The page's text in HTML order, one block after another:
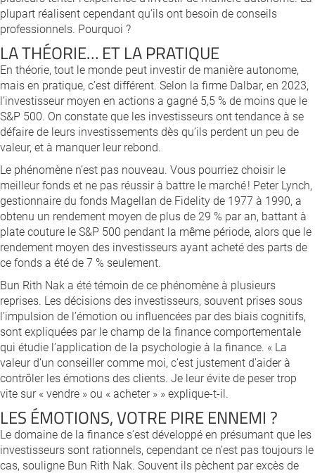
plupart réalisent cependant qu’ils ont besoin de conseils
professionnels. Pourquoi ?
LA THÉORIE… ET LA PRATIQUE
En théorie, tout le monde peut investir de manière autonome,
mais en pratique, c’est différent. Selon la firme Dalbar, en 2023,
l’investisseur moyen en actions a gagné 5,5 % de moins que le
S&P 500. On constate que les investisseurs ont tendance à se
défaire de leurs investissements dès qu’ils perdent un peu de
valeur, et à manquer leur rebond.
Le phénomène n’est pas nouveau. Vous pourriez choisir le
meilleur fonds et ne pas réussir à battre le marché ! Peter Lynch,
gestionnaire du fonds Magellan de Fidelity de 1977 à 1990, a
obtenu un rendement moyen de plus de 29 % par an, battant à
plate couture le S&P 500 pendant la même période, alors que le
rendement moyen des investisseurs ayant acheté des parts de
ce fonds a été de 7 % seulement.
Bun Rith Nak a été témoin de ce phénomène à plusieurs
reprises. Les décisions des investisseurs, souvent prises sous
l’impulsion de l’émotion ou influencées par des biais cognitifs,
sont expliquées par le champ de la finance comportementale
qui étudie l’application de la psychologie à la finance. « La
valeur d’un conseiller comme moi, c’est justement d’aider à
contrôler les émotions des clients. Je leur évite de peser trop
vite sur « vendre » ou « acheter » » explique-t-il.
LES ÉMOTIONS, VOTRE PIRE ENNEMI ?
Le domaine de la finance s’est développé en présumant que les
investisseurs sont rationnels, cependant ce n’est pas toujours le
cas, souligne Bun Rith Nak. Souvent ils pèchent par excès de